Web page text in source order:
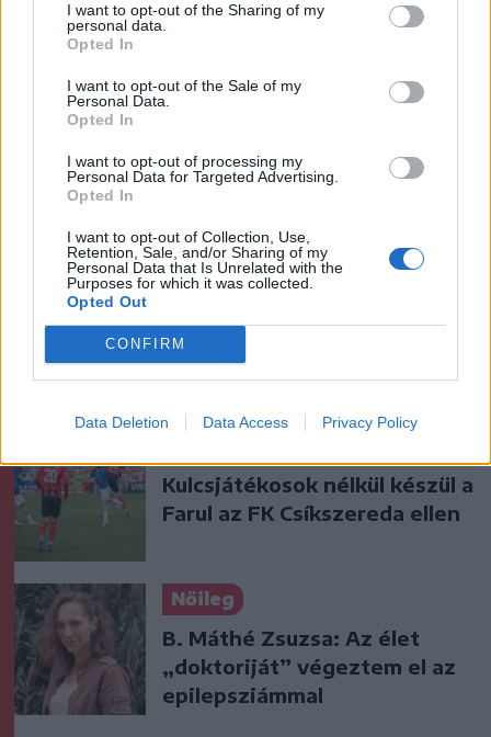
I want to opt-out of the Sharing of my
personal data.
Opted In
I want to opt-out of the Sale of my
Personal Data.
Opted In
I want to opt-out of processing my
Personal Data for Targeted Advertising.
Opted In
I want to opt-out of Collection, Use,
Retention, Sale, and/or Sharing of my
Personal Data that Is Unrelated with the
Purposes for which it was collected.
Opted Out
CONFIRM
Data Deletion Data Access Privacy Policy
kétéves gyerek keze, a
műtőben
Aranyérmek sokaságával tért
Krónika
Putyin egy NATO-tagállam
megtámadására készül az
amerikai hírszerzés szerint
Kulcsjátékosok nélkül készül a
Farul az FK Csíkszereda ellen
Nőileg
B. Máthé Zsuzsa: Az élet
„doktoriját” végeztem el az
epilepsziámmal